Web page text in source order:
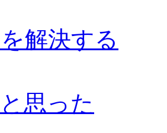
解決する
思った